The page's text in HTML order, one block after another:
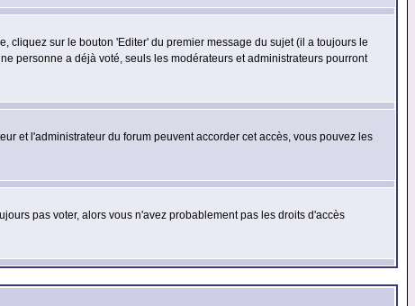
cliquez sur le bouton 'Editer' du premier message du sujet (il a toujours le
personne a déjà voté, seuls les modérateurs et administrateurs pourront
et l'administrateur du forum peuvent accorder cet accès, vous pouvez les
pas voter, alors vous n'avez probablement pas les droits d'accès